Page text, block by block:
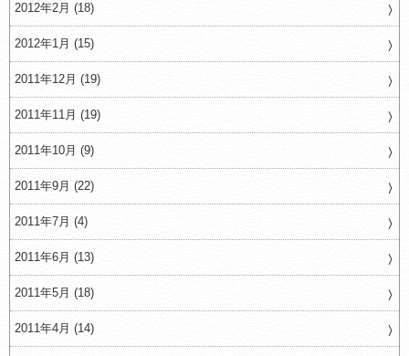
2012年2月 (18)
2012年1月 (15)
2011年12月 (19)
2011年11月 (19)
2011年10月 (9)
2011年9月 (22)
2011年7月 (4)
2011年6月 (13)
2011年5月 (18)
2011年4月 (14)